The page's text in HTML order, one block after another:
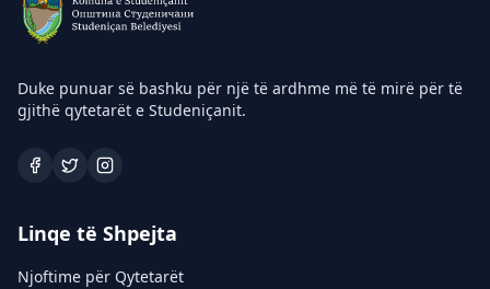
Duke punuar së bashku për një të ardhme më të mirë për të
gjithë qytetarët e Studeniçanit.
Linqe të Shpejta
Njoftime për Qytetarët